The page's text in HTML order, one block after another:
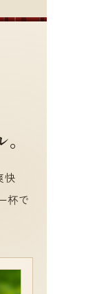
快
杯で